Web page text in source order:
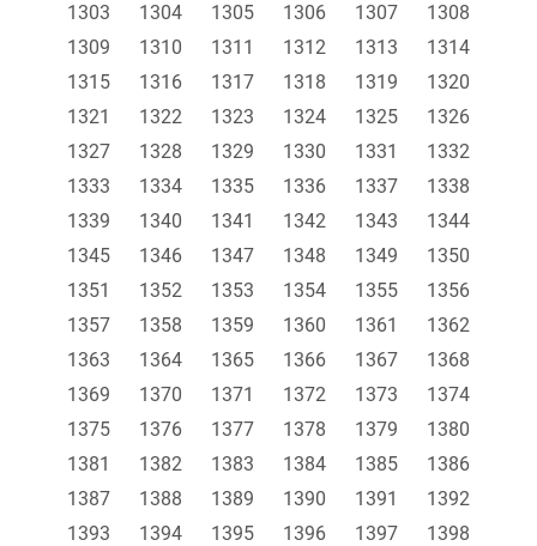
1303
1304 1305 1306 1307
1308
1309
1310 1311 1312 1313
1314
1315
1316 1317 1318 1319
1320
1321
1322 1323 1324 1325
1326
1327
1328 1329 1330 1331
1332
1333
1334 1335 1336 1337
1338
1339
1340 1341 1342 1343
1344
1345
1346 1347 1348 1349
1350
1351
1352 1353 1354 1355
1356
1357
1358 1359 1360 1361
1362
1363
1364 1365 1366 1367
1368
1369
1370 1371 1372 1373
1374
1375
1376 1377 1378 1379
1380
1381
1382 1383 1384 1385
1386
1387
1388 1389 1390 1391
1392
1393
1394 1395 1396 1397
1398